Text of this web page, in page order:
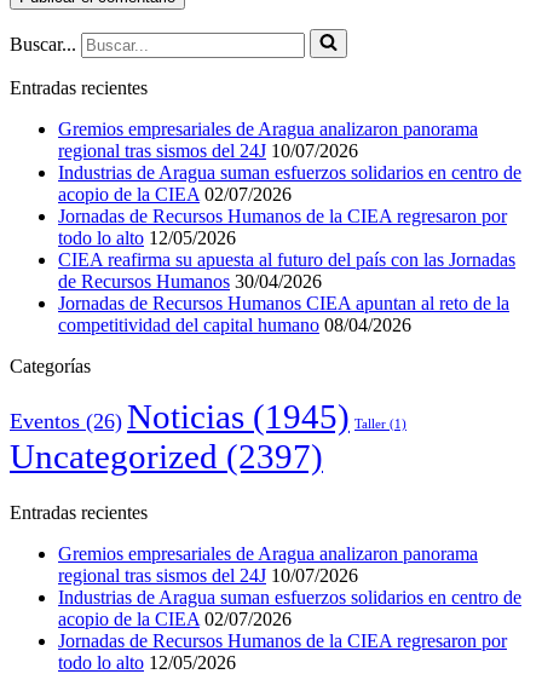
Buscar...
Entradas recientes
Gremios empresariales de Aragua analizaron panorama
regional tras sismos del 24J 10/07/2026
Industrias de Aragua suman esfuerzos solidarios en centro de
acopio de la CIEA 02/07/2026
Jornadas de Recursos Humanos de la CIEA regresaron por
todo lo alto 12/05/2026
CIEA reafirma su apuesta al futuro del país con las Jornadas
de Recursos Humanos 30/04/2026
Jornadas de Recursos Humanos CIEA apuntan al reto de la
competitividad del capital humano 08/04/2026
Categorías
Eventos (26) Noticias (1945) Taller (1)
Uncategorized (2397)
Entradas recientes
Gremios empresariales de Aragua analizaron panorama
regional tras sismos del 24J 10/07/2026
Industrias de Aragua suman esfuerzos solidarios en centro de
acopio de la CIEA 02/07/2026
Jornadas de Recursos Humanos de la CIEA regresaron por
todo lo alto 12/05/2026